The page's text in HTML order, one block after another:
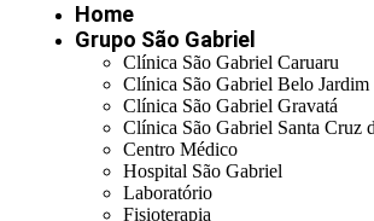
Home
Grupo São Gabriel
Clínica São Gabriel Caruaru
Clínica São Gabriel Belo Jardim
Clínica São Gabriel Gravatá
Clínica São Gabriel Santa Cruz
Centro Médico
Hospital São Gabriel
Laboratório
Fisioterapia